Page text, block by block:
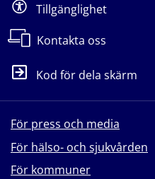
Tillgänglighet
Kontakta oss
Kod för dela skärm
För press och media
För hälso- och sjukvården
För kommuner